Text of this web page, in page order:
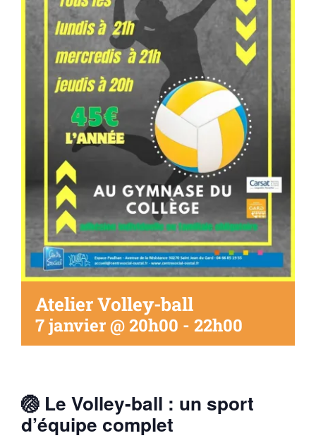
Atelier Volley-ball
7 janvier @ 20h00 - 22h00
🏐 Le Volley-ball : un sport
d’équipe complet